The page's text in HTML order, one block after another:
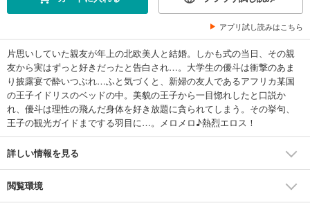
アプリ試し読みはこちら
片思いしていた親友が年上の北欧美人と結婚。しかも式の当日、その親
友から実はずっと好きだったと告白され…。大学生の優斗は衝撃のあま
り披露宴で酔いつぶれ…ふと気づくと、新婦の友人であるアフリカ某国
の王子イドリスのベッドの中。美貌の王子から一目惚れしたと口説か
れ、優斗は理性の飛んだ身体を好き放題に貪られてしまう。その挙句、
王子の観光ガイドまでする羽目に…。メロメロ♪熱烈エロス！
詳しい情報を見る
閲覧環境